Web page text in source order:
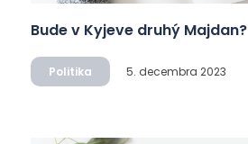
Bude v Kyjeve druhý Majdan?
Politika 5. decembra 2023